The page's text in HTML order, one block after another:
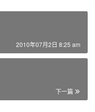
2010年07月2日 8:25 am
下一篇